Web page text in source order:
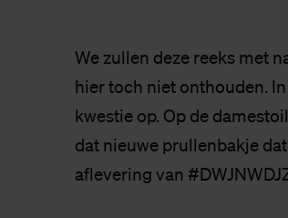
We zullen deze reeks met
hier toch niet onthouden.
kwestie op. Op de
dat nieuwe prullenbakje
aflevering van